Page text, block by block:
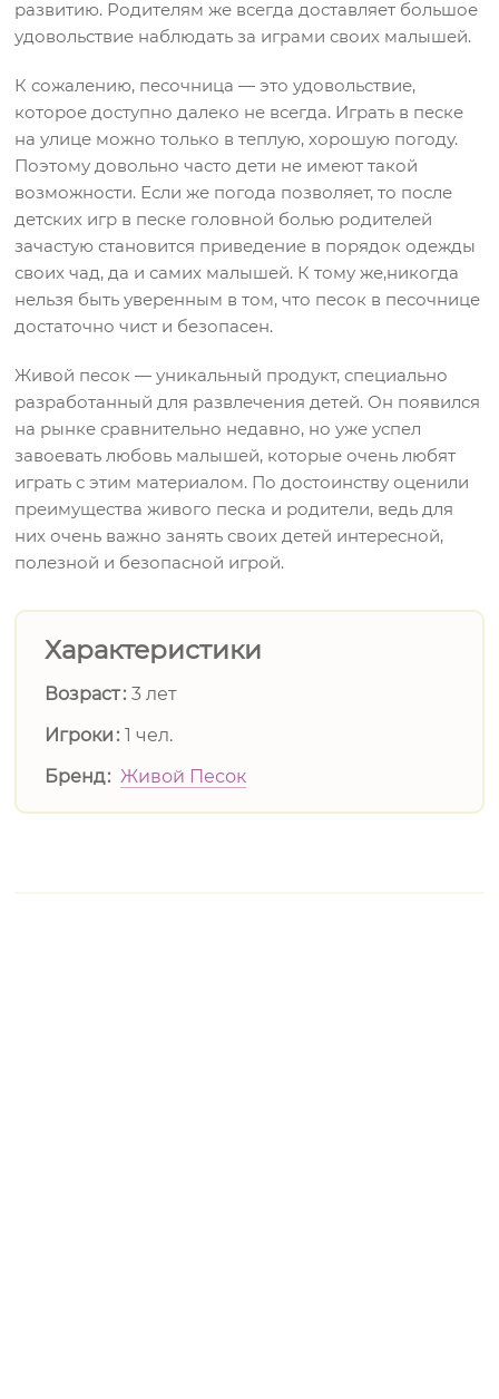
развитию. Родителям же всегда доставляет большое
удовольствие наблюдать за играми своих малышей.
К сожалению, песочница — это удовольствие,
которое доступно далеко не всегда. Играть в песке
на улице можно только в теплую, хорошую погоду.
Поэтому довольно часто дети не имеют такой
возможности. Если же погода позволяет, то после
детских игр в песке головной болью родителей
зачастую становится приведение в порядок одежды
своих чад, да и самих малышей. К тому же,никогда
нельзя быть уверенным в том, что песок в песочнице
достаточно чист и безопасен.
Живой песок — уникальный продукт, специально
разработанный для развлечения детей. Он появился
на рынке сравнительно недавно, но уже успел
завоевать любовь малышей, которые очень любят
играть с этим материалом. По достоинству оценили
преимущества живого песка и родители, ведь для
них очень важно занять своих детей интересной,
полезной и безопасной игрой.
Характеристики
Возраст 3 лет
Игроки 1 чел.
Бренд
Живой Песок